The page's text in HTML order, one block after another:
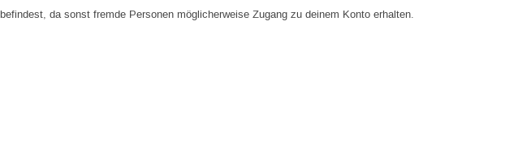
da sonst fremde Personen möglicherweise Zugang zu deinem Konto erhalten.